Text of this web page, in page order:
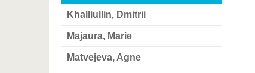
Khalliullin, Dmitrii
Majaura, Marie
Matvejeva, Agne